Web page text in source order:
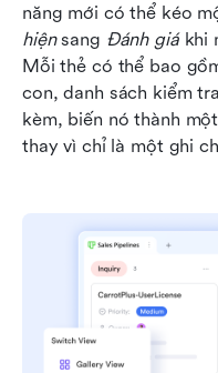
năng mới có thể kéo
hiện sang Đánh giá khi
Mỗi thẻ có thể bao
con, danh sách kiểm
kèm, biến nó thành
thay vì chỉ là một ghi